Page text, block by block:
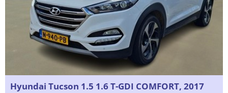
Hyundai Tucson 1.5 1.6 T-GDI COMFORT, 2017